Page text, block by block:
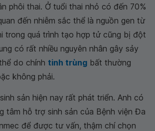
phôi thai. Ở tuổi thai nhỏ có đến 70%
đến nhiễm sắc thể là nguồn gen từ
trong quá trình tạo hợp tử cũng bị đột
có rất nhiều nguyên nhân gây sảy
do chính tinh trùng bất thường
không phải.
sản hiện nay rất phát triển. Anh có
tâm hỗ trợ sinh sản của Bệnh viện Đa
để được tư vấn, thậm chí chọn